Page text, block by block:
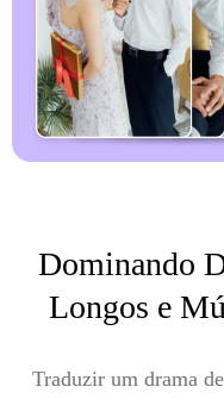
Dominando
Longos e
Traduzir um drama